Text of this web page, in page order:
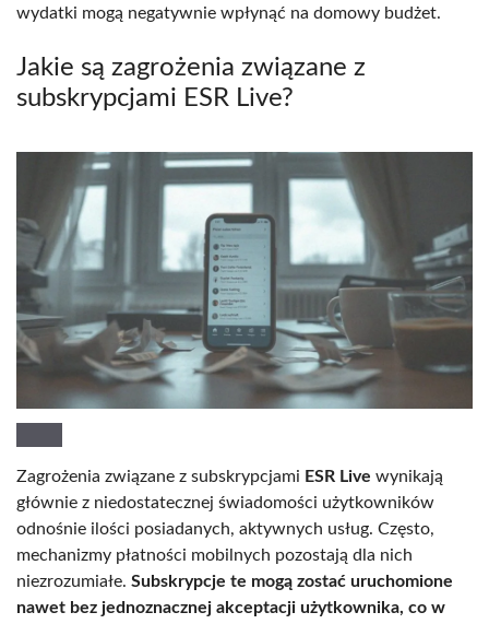
wydatki mogą negatywnie wpłynąć na domowy budżet.
Jakie są zagrożenia związane z
subskrypcjami ESR Live?
Zagrożenia związane z subskrypcjami ESR Live wynikają
głównie z niedostatecznej świadomości użytkowników
odnośnie ilości posiadanych, aktywnych usług. Często,
mechanizmy płatności mobilnych pozostają dla nich
niezrozumiałe. Subskrypcje te mogą zostać uruchomione
nawet bez jednoznacznej akceptacji użytkownika, co w